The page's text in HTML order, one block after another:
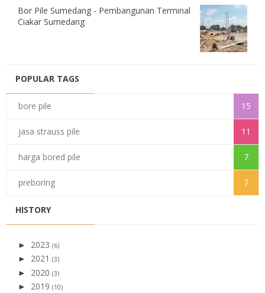
Bor Pile Sumedang - Pembangunan Terminal
Ciakar Sumedang
POPULAR TAGS
bore pile 15
jasa strauss pile 11
harga bored pile 7
preboring 7
HISTORY
► 2023 (6)
► 2021 (3)
► 2020 (3)
► 2019 (10)